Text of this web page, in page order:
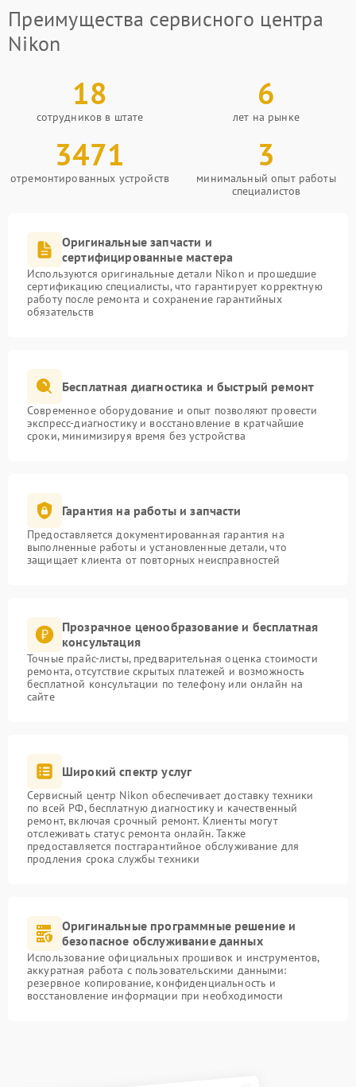
Преимущества сервисного центра
Nikon
18
сотрудников в штате
6
лет на рынке
3471
отремонтированных устройств
3
минимальный опыт работы
специалистов
Оригинальные запчасти и
сертифицированные мастера
Используются оригинальные детали Nikon и прошедшие
сертификацию специалисты, что гарантирует корректную
работу после ремонта и сохранение гарантийных
обязательств
Бесплатная диагностика и быстрый ремонт
Современное оборудование и опыт позволяют провести
экспресс-диагностику и восстановление в кратчайшие
сроки, минимизируя время без устройства
Гарантия на работы и запчасти
Предоставляется документированная гарантия на
выполненные работы и установленные детали, что
защищает клиента от повторных неисправностей
Прозрачное ценообразование и бесплатная
консультация
Точные прайс-листы, предварительная оценка стоимости
ремонта, отсутствие скрытых платежей и возможность
бесплатной консультации по телефону или онлайн на
сайте
Широкий спектр услуг
Сервисный центр Nikon обеспечивает доставку техники
по всей РФ, бесплатную диагностику и качественный
ремонт, включая срочный ремонт. Клиенты могут
отслеживать статус ремонта онлайн. Также
предоставляется постгарантийное обслуживание для
продления срока службы техники
Оригинальные программные решение и
безопасное обслуживание данных
Использование официальных прошивок и инструментов,
аккуратная работа с пользовательскими данными:
резервное копирование, конфиденциальность и
восстановление информации при необходимости